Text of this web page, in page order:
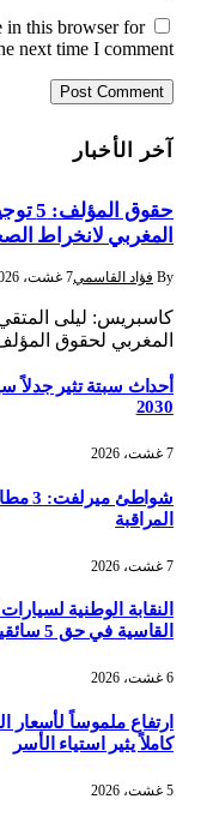
in this browser for
next time I comment.
آخر الأخبار
حقوق
المغربي لانخراط
By فؤاد القاسمي7 غشت، 2026
كاسبريس: ليلى
المغربي لحقوق
أحداث سبتة تثير جدلاً
2030
7 غشت، 2026
المراقبة
7 غشت، 2026
النقابة الوطنية
القاسية في حق 5 سائقين
6 غشت، 2026
كاملاً يثير استياء الأسر
5 غشت، 2026